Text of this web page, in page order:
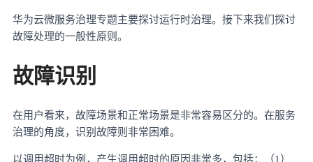
华为云微服务治理专题主要探讨运行时治理。接下来我们探讨
故障处理的一般性原则。
故障识别
在用户看来，故障场景和正常场景是非常容易区分的。在服务
治理的角度，识别故障则非常困难。
以调用超时为例，产生调用超时的原因非常多，包括：（1）